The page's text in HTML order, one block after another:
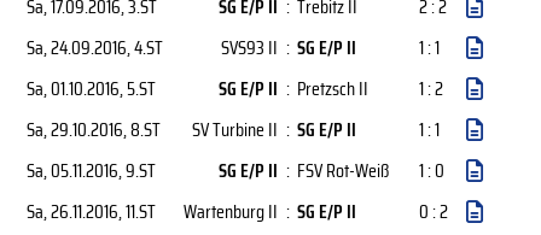
Sa, 17.09.2016, 3.ST SG E/P II : Trebitz II
2 : 2
Sa, 24.09.2016, 4.ST SVS93 II : SG E/P II
1 : 1
Sa, 01.10.2016, 5.ST SG E/P II : Pretzsch II
1 : 2
Sa, 29.10.2016, 8.ST SV Turbine II : SG E/P II
1 : 1
Sa, 05.11.2016, 9.ST SG E/P II : FSV Rot-Weiß
1 : 0
Sa, 26.11.2016, 11.ST Wartenburg II : SG E/P II
0 : 2